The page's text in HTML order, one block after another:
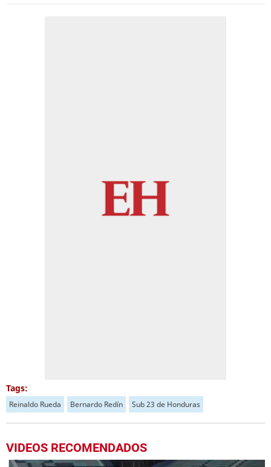
Tags:
Reinaldo Rueda Bernardo Redín Sub 23 de Honduras
VIDEOS RECOMENDADOS